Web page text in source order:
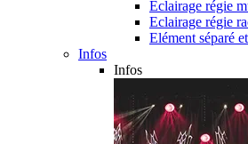
Eclairage régie
Eclairage régie
Elément séparé
Infos
Infos